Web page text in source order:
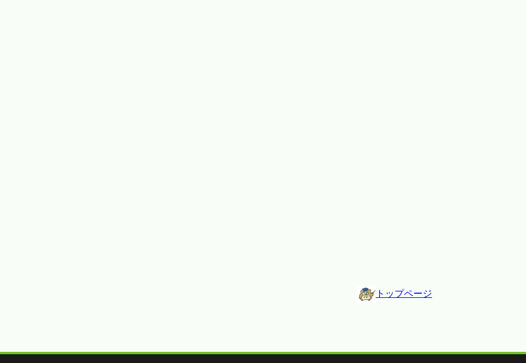
トップページ